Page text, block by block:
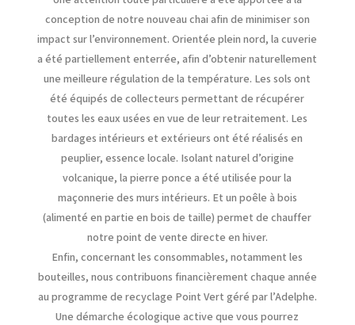
conception de notre nouveau chai afin de minimiser son
impact sur l’environnement. Orientée plein nord, la cuverie
a été partiellement enterrée, afin d’obtenir naturellement
une meilleure régulation de la température. Les sols ont
été équipés de collecteurs permettant de récupérer
toutes les eaux usées en vue de leur retraitement. Les
bardages intérieurs et extérieurs ont été réalisés en
peuplier, essence locale. Isolant naturel d’origine
volcanique, la pierre ponce a été utilisée pour la
maçonnerie des murs intérieurs. Et un poêle à bois
(alimenté en partie en bois de taille) permet de chauffer
notre point de vente directe en hiver.
Enfin, concernant les consommables, notamment les
bouteilles, nous contribuons financièrement chaque année
au programme de recyclage Point Vert géré par l’Adelphe.
Une démarche écologique active que vous pourrez